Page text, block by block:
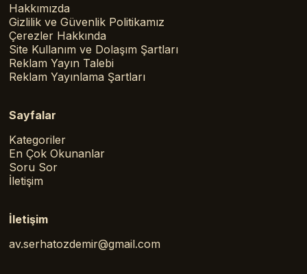
Hakkımızda
Gizlilik ve Güvenlik Politikamız
Çerezler Hakkında
Site Kullanım ve Dolaşım Şartları
Reklam Yayın Talebi
Reklam Yayınlama Şartları
Sayfalar
Kategoriler
En Çok Okunanlar
Soru Sor
İletişim
İletişim
av.serhatozdemir@gmail.com